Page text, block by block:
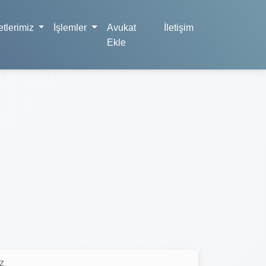
İşlemler
Avukat
Ekle
İletişim